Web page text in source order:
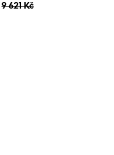
9 621 Kč